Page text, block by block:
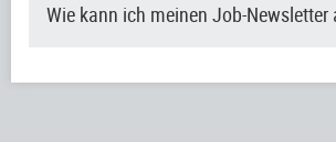
Wie kann ich meinen Job-Newsletter